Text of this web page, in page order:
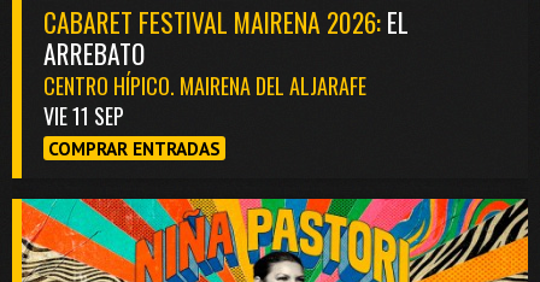
CABARET FESTIVAL MAIRENA 2026:EL
ARREBATO
CENTRO HÍPICO. MAIRENA DEL ALJARAFE
VIE 11 SEP
COMPRAR ENTRADAS